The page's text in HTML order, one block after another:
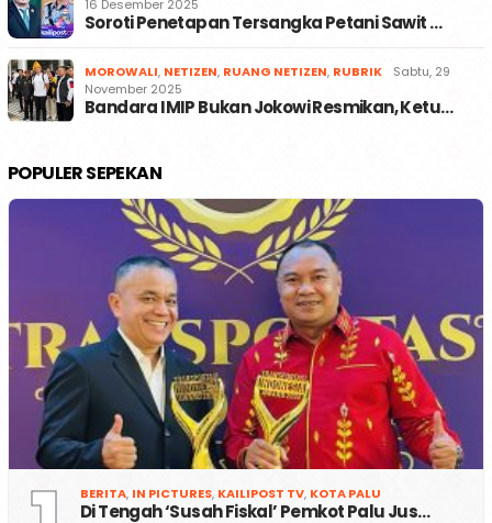
16 Desember 2025
Soroti Penetapan Tersangka Petani Sawit …
MOROWALI, NETIZEN, RUANG NETIZEN, RUBRIK
Sabtu, 29
November 2025
Bandara IMIP Bukan Jokowi Resmikan, Ketu…
POPULER SEPEKAN
BERITA, IN PICTURES, KAILIPOST TV, KOTA PALU
Di Tengah ‘Susah Fiskal’ Pemkot Palu Jus…